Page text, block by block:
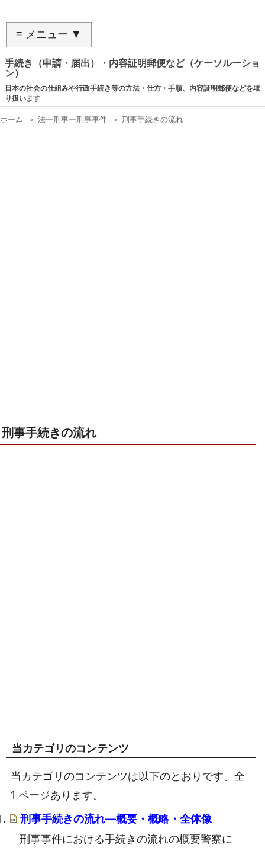
≡ メニュー ▼
手続き（申請・届出）・内容証明郵便など（ケーソルーショ
ン）
日本の社会の仕組みや行政手続き等の方法・仕方・手順、内容証明郵便などを取
り扱います
ホーム ＞ 法―刑事―刑事事件 ＞ 刑事手続きの流れ
刑事手続きの流れ
当カテゴリのコンテンツ
当カテゴリのコンテンツは以下のとおりです。全
1 ページあります。
刑事手続きの流れ―概要・概略・全体像
刑事事件における手続きの流れの概要警察に